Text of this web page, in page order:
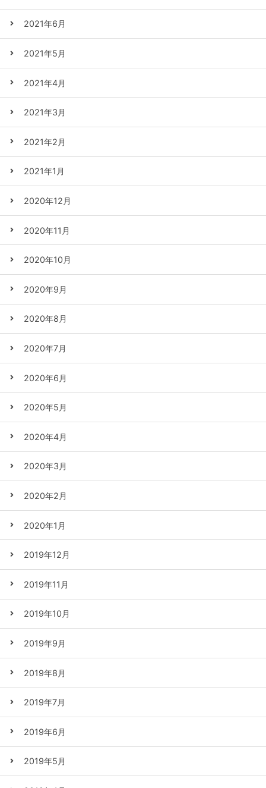
2021年6月
2021年5月
2021年4月
2021年3月
2021年2月
2021年1月
2020年12月
2020年11月
2020年10月
2020年9月
2020年8月
2020年7月
2020年6月
2020年5月
2020年4月
2020年3月
2020年2月
2020年1月
2019年12月
2019年11月
2019年10月
2019年9月
2019年8月
2019年7月
2019年6月
2019年5月